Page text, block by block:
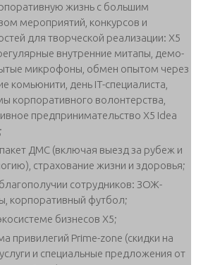
жизнь с большим
мероприятий, конкурсов и
для творческой реализации: X5
внутренние митапы, демо-
микрофоны, обмен опытом через
комьюнити, день IT-специалиста,
корпоративного волонтерства,
предпринимательство X5 Idea
ДМС (включая выезд за рубеж и
страхование жизни и здоровья;
сотрудников: ЗОЖ-
корпоративный футбол;
бизнесов Х5;
привилегий Prime-zone (скидки на
и специальные предложения от